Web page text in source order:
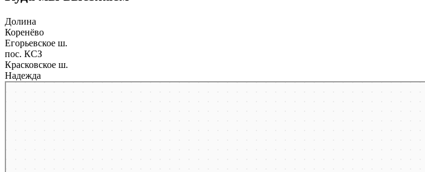
Долина
Коренёво
Егорьевское ш.
пос. КСЗ
Красковское ш.
Надежда